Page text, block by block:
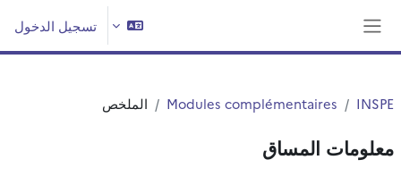
تسجيل الدخول
INSPE
Modules complémentaires الملخص
معلومات المساق